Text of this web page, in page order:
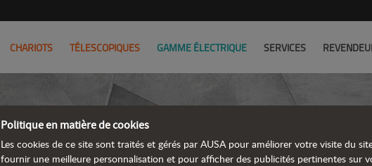
CHARIOTS TÉLESCOPIQUES GAMME ÉLECTRIQUE SERVICES
Politique en matière de cookies
Les cookies de ce site sont traités et gérés par AUSA pour améliorer votre visite du
fournir une meilleure personnalisation et pour afficher des publicités pertinentes sur